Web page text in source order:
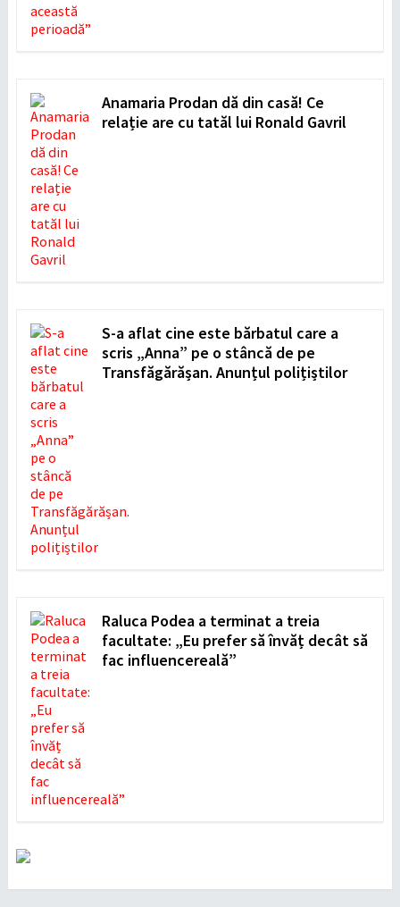
Anamaria Prodan dă din casă! Ce
relație are cu tatăl lui Ronald Gavril
S-a aflat cine este bărbatul care a
scris „Anna” pe o stâncă de pe
Transfăgărășan. Anunțul polițiștilor
Raluca Podea a terminat a treia
facultate: „Eu prefer să învăț decât să
fac influencereală”